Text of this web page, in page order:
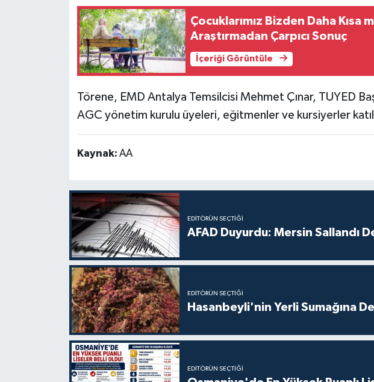
Çocuklarımız Bizden Daha Kısa
Araştırmadan Çarpıcı Sonuç
İçeriği Görüntüle
Törene, EMD Antalya Temsilcisi Mehmet Çınar, TUYED
AGC yönetim kurulu üyeleri, eğitmenler ve kursiyerler
Kaynak: AA
EDITÖRÜN SEÇTIĞI
AFAD Duyurdu: Mersin Sallandı
EDITÖRÜN SEÇTIĞI
Hasanbeyli'nin Yerli Sumağına
EDITÖRÜN SEÇTIĞI